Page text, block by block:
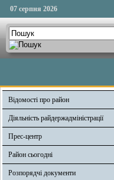
07 серпня 2026
Відомості про район
Діяльність райдержадміністрації
Прес-центр
Район сьогодні
Розпорядчі документи